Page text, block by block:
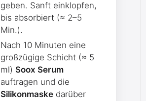
geben. Sanft einklopfen,
bis absorbiert (≈ 2–5
Min.).
Nach 10 Minuten eine
großzügige Schicht (≈ 5
ml) Soox Serum
auftragen und die
Silikonmaske darüber